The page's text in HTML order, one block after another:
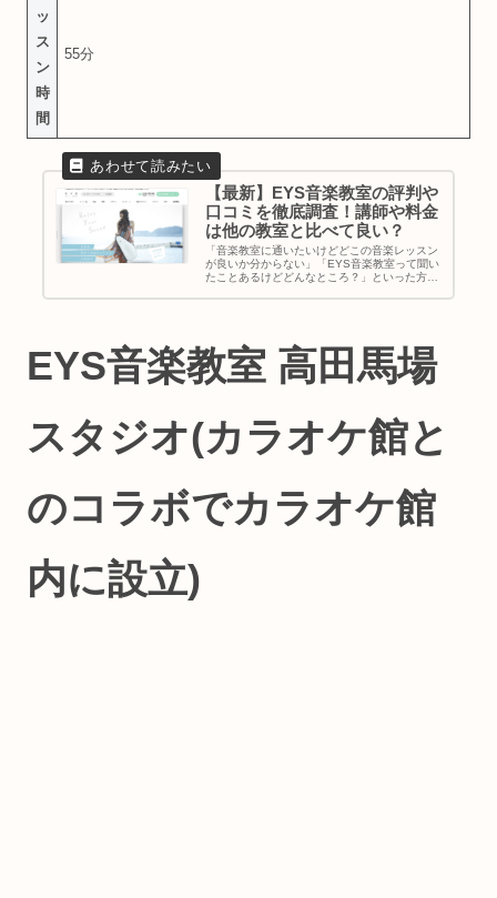
ッ
ス
ン
時
間
55分
【最新】EYS音楽教室の評判や
口コミを徹底調査！講師や料金
は他の教室と比べて良い？
「音楽教室に通いたいけどどこの音楽レッスン
が良いか分からない」「EYS音楽教室って聞い
たことあるけどどんなところ？」といった方に
音楽教室を徹底調査しました！EYS音楽教室に
EYS音楽教室 高田馬場
スタジオ(カラオケ館と
のコラボでカラオケ館
内に設立)